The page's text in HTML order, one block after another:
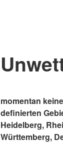
momentan
definierten
Heidelberg,
Württemberg,